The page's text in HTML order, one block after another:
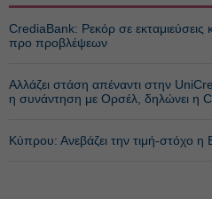
CrediaBank: Ρεκόρ σε εκταμιεύσεις
προ προβλέψεων
Αλλάζει στάση απέναντι στην
η συνάντηση με Ορσέλ, δηλώνει η
Κύπρου: Ανεβάζει την τιμή-στόχο